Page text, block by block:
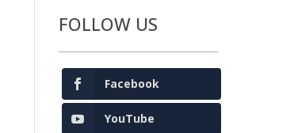
FOLLOW US
Facebook
YouTube